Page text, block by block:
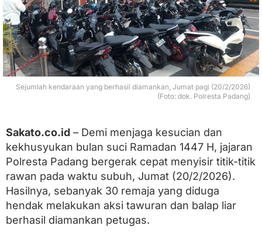
a
r
i
n
g
3
0
R
a
T
e
r
k
a
t
T
Sejumlah kendaraan yang berhasil diamankan, Jumat pagi (20/2/2026)
(Foto: dok. Polresta Padang)
Sakato.co.id – Demi menjaga kesucian dan
kekhusyukan bulan suci Ramadan 1447 H, jajaran
Polresta Padang bergerak cepat menyisir titik-titik
rawan pada waktu subuh, Jumat (20/2/2026).
Hasilnya, sebanyak 30 remaja yang diduga
hendak melakukan aksi tawuran dan balap liar
berhasil diamankan petugas.